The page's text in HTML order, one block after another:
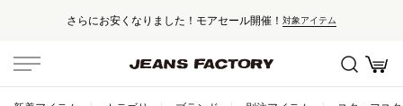
さらにお安くなりました！モアセール開催！ 対象アイテム